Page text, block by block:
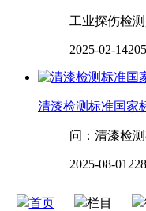
工业探伤检
2025-02-14
清漆检测标准国家
问：清漆检
2025-08-01228
首页 栏目